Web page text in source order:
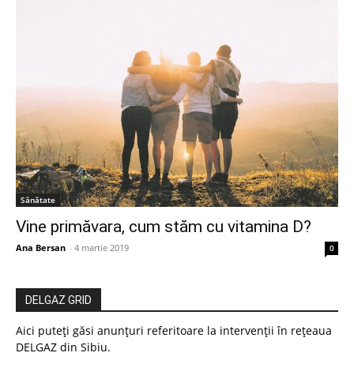
Sănătate
Vine primăvara, cum stăm cu vitamina D?
Ana Bersan - 4 martie 2019 0
DELGAZ GRID
Aici puteți găsi anunțuri referitoare la intervenții în rețeaua
DELGAZ din Sibiu.